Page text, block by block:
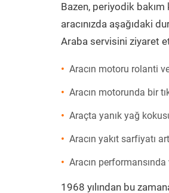
Bazen, periyodik bakım
aracınızda aşağıdaki
Araba servisini ziyaret
Aracın motoru rolanti
Aracın motorunda bir
Araçta yanık yağ
Aracın yakıt sarfiyatı
Aracın
1968 yılından bu